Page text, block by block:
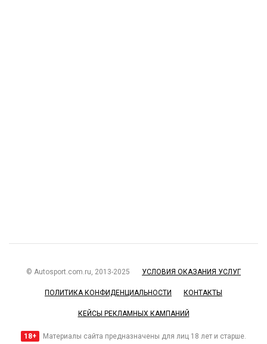
© Autosport.com.ru, 2013-2025 УСЛОВИЯ ОКАЗАНИЯ УСЛУГ
ПОЛИТИКА КОНФИДЕНЦИАЛЬНОСТИ КОНТАКТЫ
КЕЙСЫ РЕКЛАМНЫХ КАМПАНИЙ
18+
Материалы сайта предназначены для лиц 18 лет и старше.